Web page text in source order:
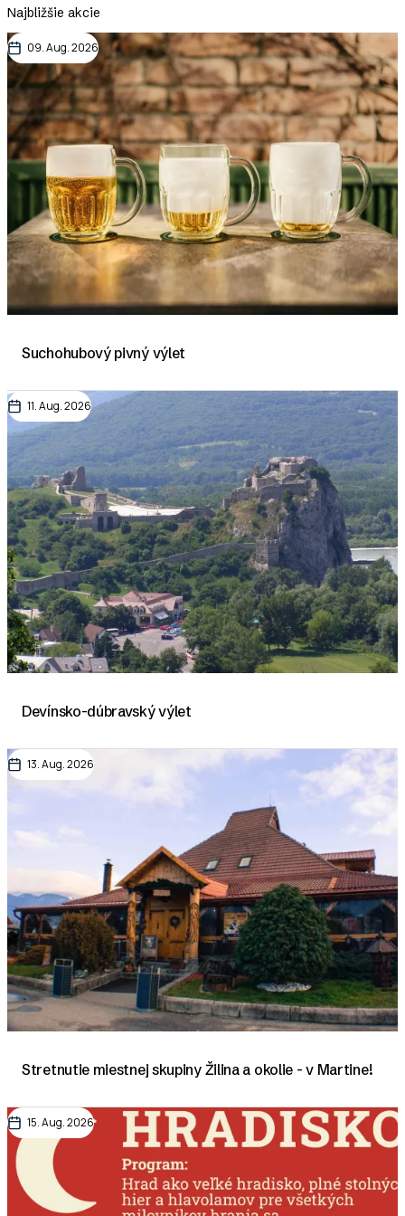
Najbližšie akcie
09. Aug. 2026
Suchohubový pivný výlet
11. Aug. 2026
Devínsko-dúbravský výlet
13. Aug. 2026
Stretnutie miestnej skupiny Žilina a okolie - v Martine!
15. Aug. 2026